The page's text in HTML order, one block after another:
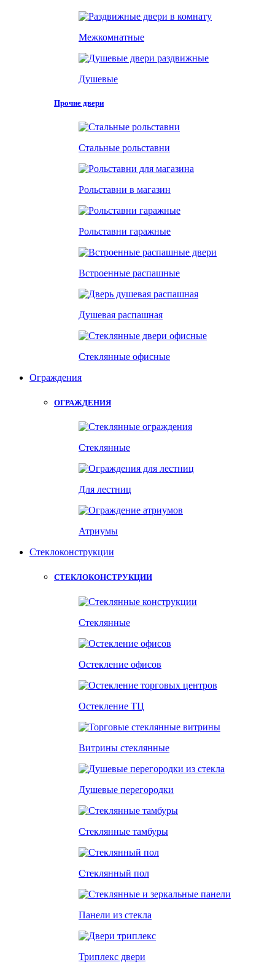
Межкомнатные
Душевые
Прочие двери
Стальные рольставни
Рольставни в магазин
Рольставни гаражные
Встроенные распашные
Душевая распашная
Стеклянные офисные
Ограждения
ОГРАЖДЕНИЯ
Стеклянные
Для лестниц
Атриумы
Стеклоконструкции
СТЕКЛОКОНСТРУКЦИИ
Стеклянные
Остекление офисов
Остекление ТЦ
Витрины стеклянные
Душевые перегородки
Стеклянные тамбуры
Стеклянный пол
Панели из стекла
Триплекс двери